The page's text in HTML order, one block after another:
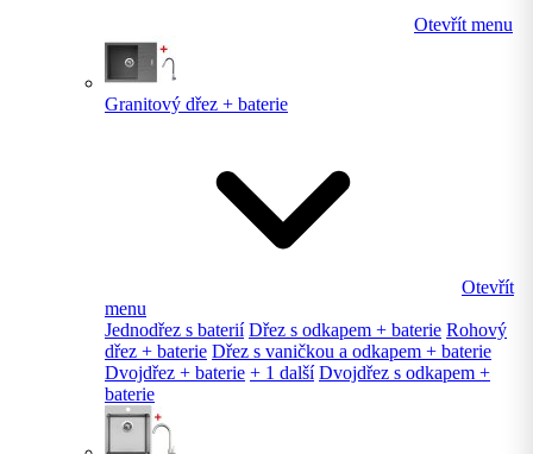
Otevřít menu
Granitový dřez + baterie
Otevřít
menu
Jednodřez s baterií Dřez s odkapem + baterie Rohový
dřez + baterie Dřez s vaničkou a odkapem + baterie
Dvojdřez + baterie + 1 další Dvojdřez s odkapem +
baterie